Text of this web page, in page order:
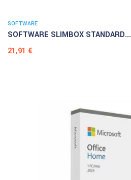
SOFTWARE
SOFTWARE SLIMBOX STANDARD...
Prezzo
21,91 €